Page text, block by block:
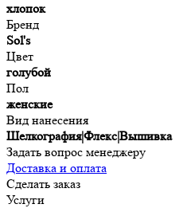
хлопок
Бренд
Sol's
Цвет
голубой
Пол
женские
Вид нанесения
Шелкография|Флекс|Вышивка
Задать вопрос менеджеру
Доставка и оплата
Сделать заказ
Услуги